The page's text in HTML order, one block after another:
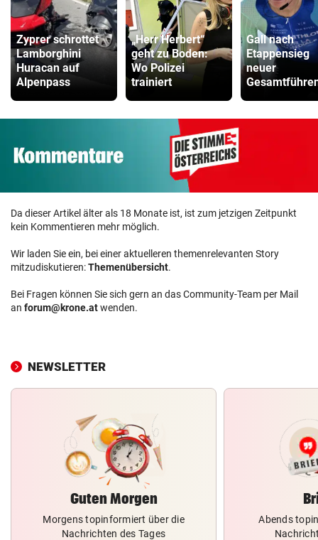
Zyprer schrottet
Lamborghini
Huracan auf
Alpenpass
„Herr Herbert“
geht zu Boden:
Wo Polizei
trainiert
Gall nach
Etappensieg
neuer
Da dieser Artikel älter als 18 Monate ist, ist zum jetzigen Zeitpunkt
kein Kommentieren mehr möglich.
Wir laden Sie ein, bei einer aktuelleren themenrelevanten Story
mitzudiskutieren:Themenübersicht.
Bei Fragen können Sie sich gern an das Community-Team per Mail
an forum@krone.atwenden.
NEWSLETTER
Guten Morgen
Morgens topinformiert über die
Nachrichten des Tages
Abends